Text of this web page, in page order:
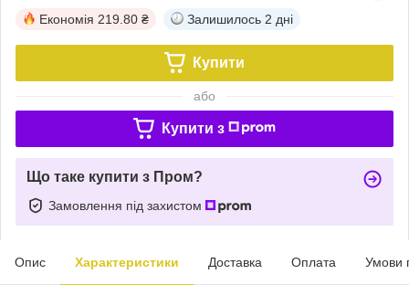
Економія 219.80 ₴ Залишилось 2 дні
Купити
або
Купити з
Що таке купити з Пром?
Замовлення під захистом
Опис Характеристики Доставка Оплата Умови